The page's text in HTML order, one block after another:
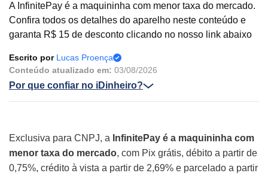
A InfinitePay é a maquininha com menor taxa do mercado.
Confira todos os detalhes do aparelho neste conteúdo e
garanta R$ 15 de desconto clicando no nosso link abaixo
Escrito por Lucas Proença
Conteúdo atualizado em: 03/08/2026
Por que confiar no iDinheiro?
Exclusiva para CNPJ, a InfinitePay é a maquininha com
menor taxa do mercado, com Pix grátis, débito a partir de
0,75%, crédito à vista a partir de 2,69% e parcelado a partir